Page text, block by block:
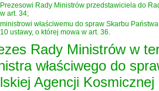
Prezesowi Rady Ministrów przedstawiciela do
w art. 34;
ministrowi właściwemu do spraw Skarbu
10 ustawy, o której mowa w art. 36.
Rady Ministrów w
właściwego do
Agencji